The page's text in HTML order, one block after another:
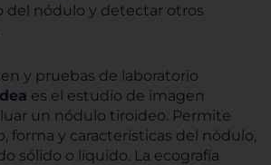
del nódulo y detectar otros
y pruebas de laboratorio
es el estudio de imagen
un nódulo tiroideo. Permite
forma y características del nódulo,
sólido o líquido. La ecografía